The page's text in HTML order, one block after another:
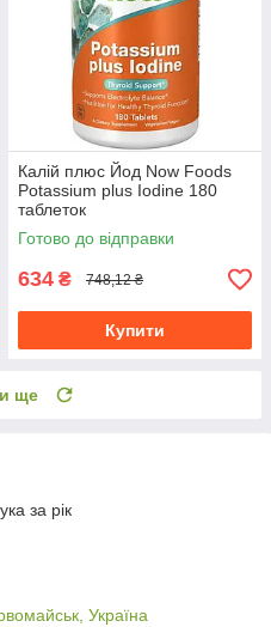
Калій плюс Йод Now Foods
Potassium plus Iodine 180
таблеток
Готово до відправки
634 ₴ 748,12 ₴
Купити
ще
за рік
Україна